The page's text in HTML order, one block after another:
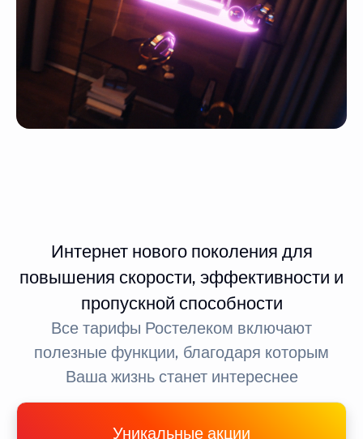
Интернет нового поколения для
повышения скорости, эффективности и
пропускной способности
Все тарифы Ростелеком включают
полезные функции, благодаря которым
Ваша жизнь станет интереснее
Уникальные акции